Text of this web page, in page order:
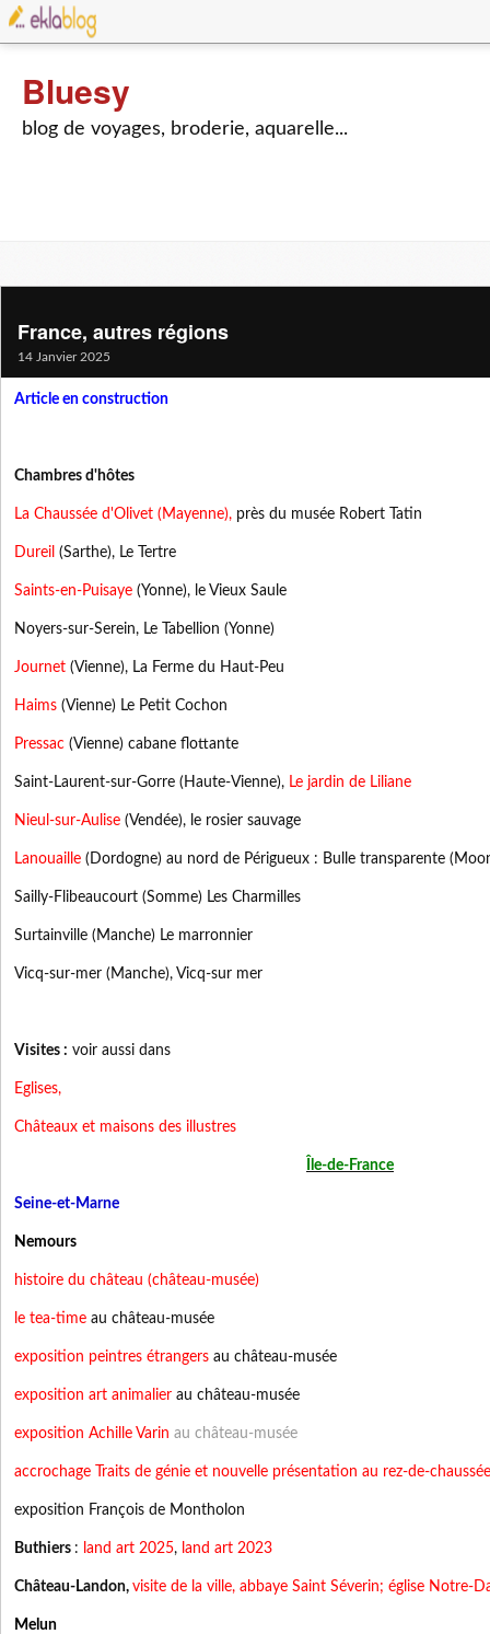
Bluesy
blog de voyages, broderie, aquarelle...
France, autres régions
14 Janvier 2025
Article en construction
Chambres d'hôtes
La Chaussée d'Olivet (Mayenne), près du musée Robert Tatin
Dureil (Sarthe), Le Tertre
Saints-en-Puisaye (Yonne), le Vieux Saule
Noyers-sur-Serein, Le Tabellion (Yonne)
Journet (Vienne), La Ferme du Haut-Peu
Haims (Vienne) Le Petit Cochon
Pressac (Vienne) cabane flottante
Saint-Laurent-sur-Gorre (Haute-Vienne), Le jardin de Liliane
Nieul-sur-Aulise (Vendée), le rosier sauvage
Lanouaille (Dordogne) au nord de Périgueux : Bulle transparente
Sailly-Flibeaucourt (Somme) Les Charmilles
Surtainville (Manche) Le marronnier
Vicq-sur-mer (Manche), Vicq-sur mer
Visites : voir aussi dans
Eglises,
Châteaux et maisons des illustres
Île-de-France
Seine-et-Marne
Nemours
histoire du château (château-musée)
le tea-time au château-musée
exposition peintres étrangers au château-musée
exposition art animalier au château-musée
exposition Achille Varin au château-musée
accrochage Traits de génie et nouvelle présentation au rez-de-chaussée
exposition François de Montholon
Buthiers : land art 2025, land art 2023
Château-Landon, visite de la ville, abbaye Saint Séverin; église Notre-
Melun